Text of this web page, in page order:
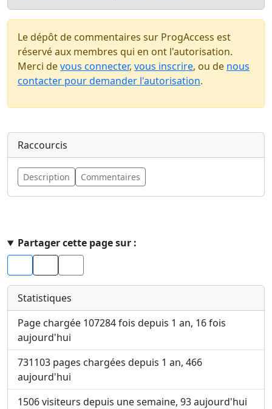
Raccourcis
Description Commentaires
Le dépôt de commentaires sur ProgAccess est
réservé aux membres qui en ont l'autorisation.
Merci devous connecter, vous inscrire, ou de nous
contacter pour demander l'autorisation.
Partager cette page sur :
Facebook
Statistiques
Page chargée 107284 fois depuis 1 an, 16 fois
aujourd'hui
731103 pages chargées depuis 1 an, 466
aujourd'hui
1506 visiteurs depuis une semaine, 93 aujourd'hui